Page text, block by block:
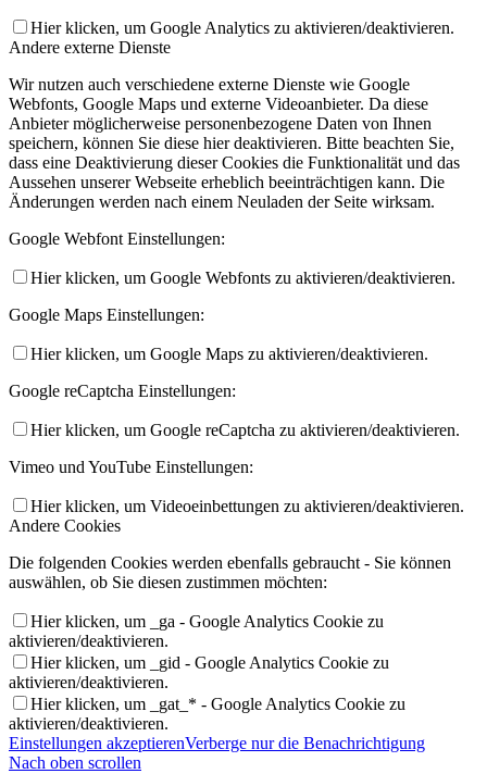
Hier klicken, um Google Analytics zu aktivieren/deaktivieren.
Andere externe Dienste
Wir nutzen auch verschiedene externe Dienste wie Google
Webfonts, Google Maps und externe Videoanbieter. Da diese
Anbieter möglicherweise personenbezogene Daten von Ihnen
speichern, können Sie diese hier deaktivieren. Bitte beachten Sie,
dass eine Deaktivierung dieser Cookies die Funktionalität und das
Aussehen unserer Webseite erheblich beeinträchtigen kann. Die
Änderungen werden nach einem Neuladen der Seite wirksam.
Google Webfont Einstellungen:
Hier klicken, um Google Webfonts zu aktivieren/deaktivieren.
Google Maps Einstellungen:
Hier klicken, um Google Maps zu aktivieren/deaktivieren.
Google reCaptcha Einstellungen:
Hier klicken, um Google reCaptcha zu aktivieren/deaktivieren.
Vimeo und YouTube Einstellungen:
Hier klicken, um Videoeinbettungen zu aktivieren/deaktivieren.
Andere Cookies
Die folgenden Cookies werden ebenfalls gebraucht - Sie können
auswählen, ob Sie diesen zustimmen möchten:
Hier klicken, um _ga - Google Analytics Cookie zu
aktivieren/deaktivieren.
Hier klicken, um _gid - Google Analytics Cookie zu
aktivieren/deaktivieren.
Hier klicken, um _gat_* - Google Analytics Cookie zu
aktivieren/deaktivieren.
Einstellungen akzeptierenVerberge nur die Benachrichtigung
Nach oben scrollen